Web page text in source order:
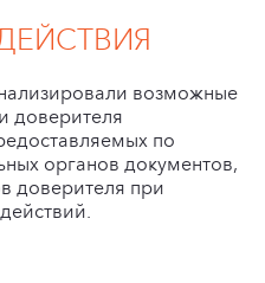
возможные
доверителя
по
органов документов,
доверителя при